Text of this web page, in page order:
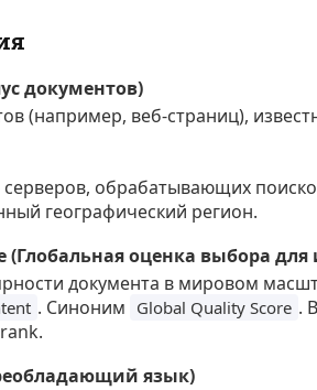
документов)
(например, веб-страниц),
обрабатывающих
географический регион.
(Глобальная оценка выбора для
документа в мировом
. Синоним Global Quality Score .
язык)